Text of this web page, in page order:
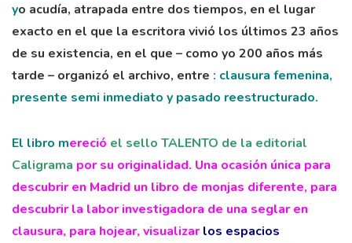
yo acudía, atrapada entre dos tiempos, en el lugar
exacto en el que la escritora vivió los últimos 23 años
de su existencia, en el que – como yo 200 años más
tarde – organizó el archivo, entre : clausura femenina,
presente semi inmediato y pasado reestructurado.
El libro mereció el sello TALENTO de la editorial
Caligrama por su originalidad. Una ocasión única para
descubrir en Madrid un libro de monjas diferente, para
descubrir la labor investigadora de una seglar en
clausura, para hojear, visualizar los espacios